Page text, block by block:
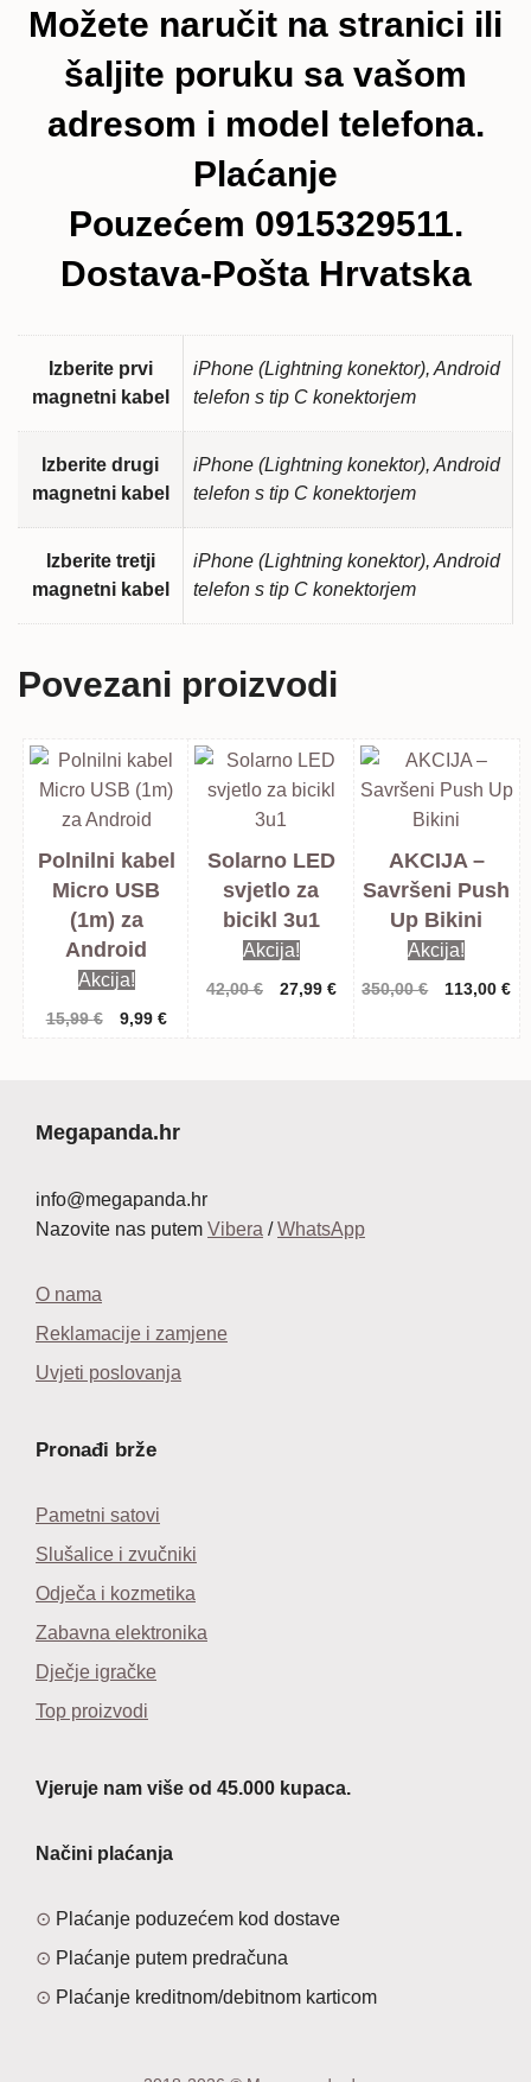
Možete naručit na stranici ili
šaljite poruku sa vašom
adresom i model telefona.
Plaćanje
Pouzećem 0915329511.
Dostava-Pošta Hrvatska
Izberite prvi
magnetni kabel
iPhone (Lightning konektor), Android
telefon s tip C konektorjem
Izberite drugi
magnetni kabel
iPhone (Lightning konektor), Android
telefon s tip C konektorjem
Izberite tretji
magnetni kabel
iPhone (Lightning konektor), Android
telefon s tip C konektorjem
Povezani proizvodi
Polnilni kabel
Micro USB
(1m) za
Android
Akcija!
15,99€
Izvorna
9,99 €Trenutna
Solarno LED
svjetlo za
bicikl 3u1
Akcija!
42,00€
Izvorna
27,99 €Trenutna
AKCIJA –
Savršeni Push
Up Bikini
Akcija!
350,00€
Izvorna
113,00€
Megapanda.hr
info@megapanda.hr
Nazovite nas putem Vibera /WhatsApp
O nama
Reklamacije i zamjene
Uvjeti poslovanja
Pronađi brže
Pametni satovi
Slušalice i zvučniki
Odječa i kozmetika
Zabavna elektronika
Dječje igračke
Top proizvodi
Vjeruje nam više od 45.000 kupaca.
Načini plaćanja
Plaćanje poduzećem kod dostave
Plaćanje putem predračuna
Plaćanje kreditnom/debitnom karticom